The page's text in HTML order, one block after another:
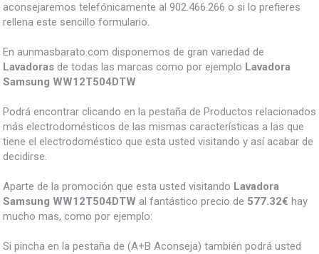
aconsejaremos telefónicamente al 902.466.266 o si lo prefieres
rellena este sencillo formulario.
En aunmasbarato.com disponemos de gran variedad de
Lavadoras de todas las marcas como por ejemplo Lavadora
Samsung WW12T504DTW
Podrá encontrar clicando en la pestaña de Productos relacionados
más electrodomésticos de las mismas características a las que
tiene el electrodoméstico que esta usted visitando y así acabar de
decidirse.
Aparte de la promoción que esta usted visitando Lavadora
Samsung WW12T504DTW al fantástico precio de 577.32€ hay
mucho mas, como por ejemplo:
Si pincha en la pestaña de (A+B Aconseja) también podrá usted